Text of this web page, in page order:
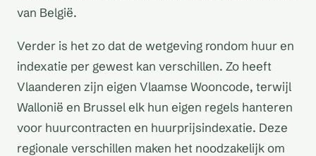
van België.
Verder is het zo dat de wetgeving rondom huur en
indexatie per gewest kan verschillen. Zo heeft
Vlaanderen zijn eigen Vlaamse Wooncode, terwijl
Wallonië en Brussel elk hun eigen regels hanteren
voor huurcontracten en huurprijsindexatie. Deze
regionale verschillen maken het noodzakelijk om